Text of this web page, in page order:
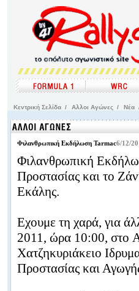
Kεντρική Σελίδα / Αλλοι Αγώνες / Νέα
Φιλανθρωπική Εκδήλωση Tarmac6/12/
Φιλανθρωπική
Προστασίας και το
Εκάλης.
Εχουμε τη χαρά, για
2011, ώρα 10:00, στο
Χατζηκυριάκειο
Προστασίας και